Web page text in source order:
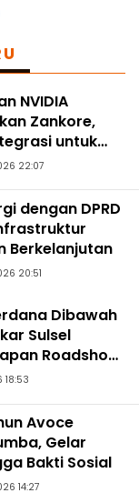
NVIDIA
Zankore,
untuk
22:07
dengan DPRD
Berkelanjutan
20:51
Dibawah
Sulsel
Roadshow
Avoce
Gelar
Bakti Sosial
14:27